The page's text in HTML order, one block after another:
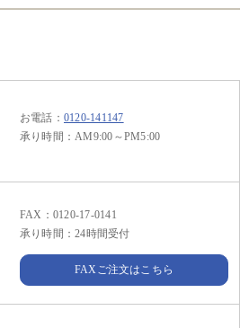
お電話： 0120-141147
承り時間：AM9:00～PM5:00
FAX：0120-17-0141
承り時間：24時間受付
FAXご注文はこちら